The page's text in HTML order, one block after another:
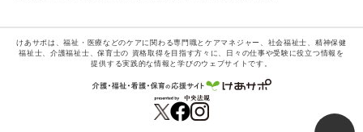
けあサポは、福祉・医療などのケアに関わる専門職とケアマネジャー、社会福祉士、精神保健
福祉士、介護福祉士、保育士の 資格取得を目指す方々に、日々の仕事や受験に役立つ情報を
提供する実践的な情報と学びのウェブサイトです。